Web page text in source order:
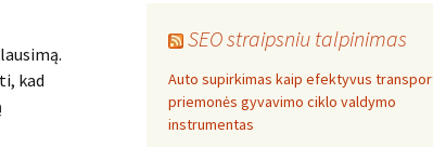
kad
SEO straipsniu talpinimas
Auto supirkimas kaip efektyvus
priemonės gyvavimo ciklo valdymo
instrumentas